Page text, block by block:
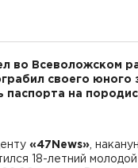
во Всеволожском
своего юного
на
«47News» ,
18-летний молодой